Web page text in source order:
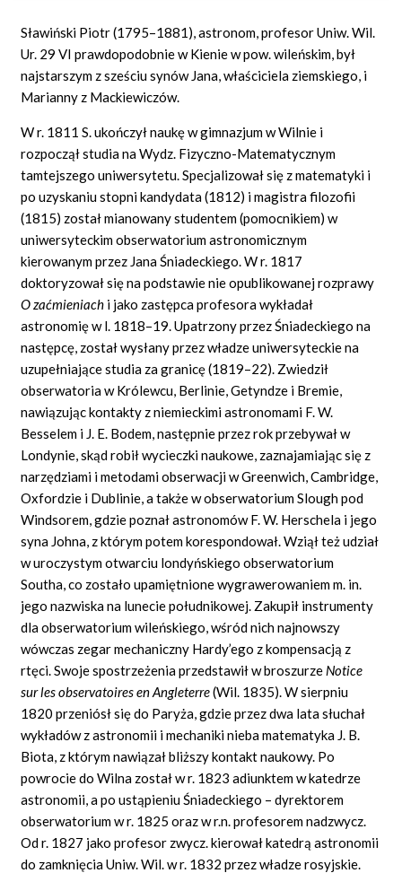
ZDJĘCIA (1)
GRAF POWIĄZAŃ
Mapa
Sławiński Piotr (1795–1881), astronom, profesor Uniw. Wil.
Ur. 29 VI prawdopodobnie w Kienie w pow. wileńskim, był
najstarszym z sześciu synów Jana, właściciela ziemskiego, i
Marianny z Mackiewiczów.
W r. 1811 S. ukończył naukę w gimnazjum w Wilnie i
rozpoczął studia na Wydz. Fizyczno-Matematycznym
tamtejszego uniwersytetu. Specjalizował się z matematyki i
po uzyskaniu stopni kandydata (1812) i magistra filozofii
(1815) został mianowany studentem (pomocnikiem) w
uniwersyteckim obserwatorium astronomicznym
kierowanym przez Jana Śniadeckiego. W r. 1817
doktoryzował się na podstawie nie opublikowanej rozprawy
O zaćmieniach i jako zastępca profesora wykładał
astronomię w l. 1818–19. Upatrzony przez Śniadeckiego na
następcę, został wysłany przez władze uniwersyteckie na
uzupełniające studia za granicę (1819–22). Zwiedził
obserwatoria w Królewcu, Berlinie, Getyndze i Bremie,
nawiązując kontakty z niemieckimi astronomami F. W.
Besselem i J. E. Bodem, następnie przez rok przebywał w
Londynie, skąd robił wycieczki naukowe, zaznajamiając się z
narzędziami i metodami obserwacji w Greenwich, Cambridge,
Oxfordzie i Dublinie, a także w obserwatorium Slough pod
Windsorem, gdzie poznał astronomów F. W. Herschela i jego
syna Johna, z którym potem korespondował. Wziął też udział
w uroczystym otwarciu londyńskiego obserwatorium
Southa, co zostało upamiętnione wygrawerowaniemm. in.
jego nazwiska na lunecie południkowej. Zakupił instrumenty
dla obserwatorium wileńskiego, wśród nich najnowszy
wówczas zegar mechaniczny Hardy’ego z kompensacją z
rtęci. Swoje spostrzeżenia przedstawił w broszurze Notice
sur les observatoires en Angleterre(Wil. 1835). W sierpniu
1820 przeniósł się do Paryża, gdzie przez dwa lata słuchał
wykładów z astronomii i mechaniki nieba matematyka J. B.
Biota, z którym nawiązał bliższy kontakt naukowy. Po
powrocie do Wilna został w r. 1823 adiunktem w katedrze
astronomii, a po ustąpieniu Śniadeckiego – dyrektorem
obserwatorium w r. 1825 oraz w r.n. profesorem nadzwycz.
Od r. 1827 jako profesor zwycz. kierował katedrą astronomii
do zamknięcia Uniw. Wil. w r. 1832 przez władze rosyjskie.